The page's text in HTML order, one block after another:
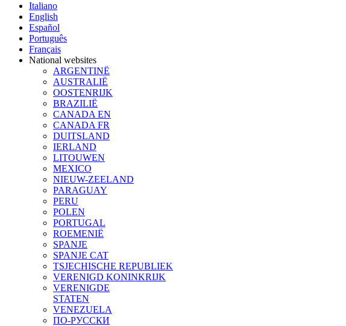
Italiano
English
Español
Português
Français
National websites
ARGENTINË
AUSTRALIË
OOSTENRIJK
BRAZILIË
CANADA EN
CANADA FR
DUITSLAND
IERLAND
LITOUWEN
MEXICO
NIEUW-ZEELAND
PARAGUAY
PERU
POLEN
PORTUGAL
ROEMENIË
SPANJE
SPANJE CAT
TSJECHISCHE REPUBLIEK
VERENIGD KONINKRIJK
VERENIGDE
STATEN
VENEZUELA
ПО-РУССКИ